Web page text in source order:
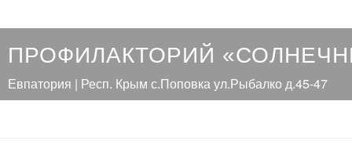
ПРОФИЛАКТОРИЙ
Евпатория | Респ. Крым с.Поповка ул.Рыбалко д.45-47